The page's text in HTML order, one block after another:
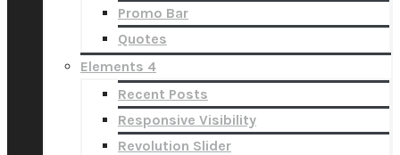
Promo Bar
Quotes
Elements 4
Recent Posts
Responsive Visibility
Revolution Slider